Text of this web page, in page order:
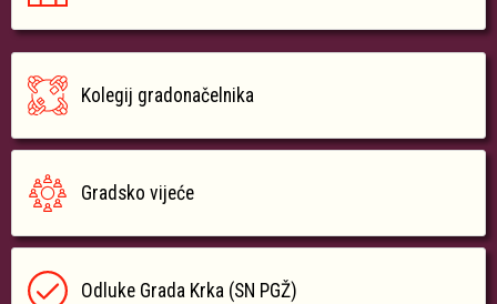
Kolegij gradonačelnika
Gradsko vijeće
Odluke Grada Krka (SN PGŽ)